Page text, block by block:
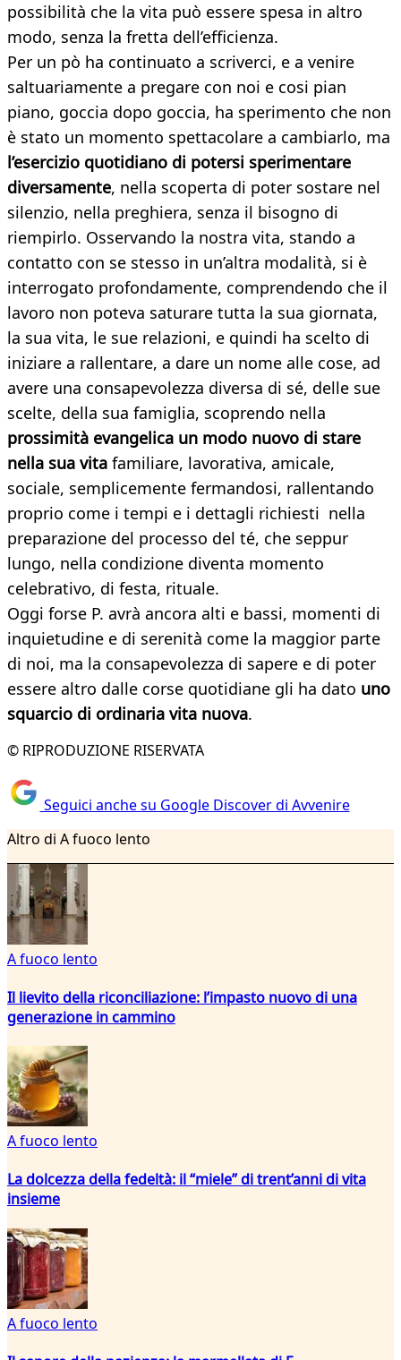
possibilità che la vita può essere spesa in altro
modo, senza la fretta dell’efficienza.
Per un pò ha continuato a scriverci, e a venire
saltuariamente a pregare con noi e cosi pian
piano, goccia dopo goccia, ha sperimento che non
è stato un momento spettacolare a cambiarlo, ma
l’esercizio quotidiano di potersi sperimentare
diversamente, nella scoperta di poter sostare nel
silenzio, nella preghiera, senza il bisogno di
riempirlo. Osservando la nostra vita, stando a
contatto con se stesso in un’altra modalità, si è
interrogato profondamente, comprendendo che il
lavoro non poteva saturare tutta la sua giornata,
la sua vita, le sue relazioni, e quindi ha scelto di
iniziare a rallentare, a dare un nome alle cose, ad
avere una consapevolezza diversa di sé, delle sue
scelte, della sua famiglia, scoprendo nella
prossimità evangelica un modo nuovo di stare
nella sua vita familiare, lavorativa, amicale,
sociale, semplicemente fermandosi, rallentando
proprio come i tempi e i dettagli richiesti nella
preparazione del processo del té, che seppur
lungo, nella condizione diventa momento
celebrativo, di festa, rituale.
Oggi forse P. avrà ancora alti e bassi, momenti di
inquietudine e di serenità come la maggior parte
di noi, ma la consapevolezza di sapere e di poter
essere altro dalle corse quotidiane gli ha dato uno
squarcio di ordinaria vita nuova.
© RIPRODUZIONE RISERVATA
Seguici anche su Google Discover di Avvenire
Altro di A fuoco lento
A fuoco lento
Il lievito della riconciliazione: l’impasto nuovo di una
generazione in cammino
A fuoco lento
La dolcezza della fedeltà: il “miele” di trent’anni di vita
insieme
A fuoco lento